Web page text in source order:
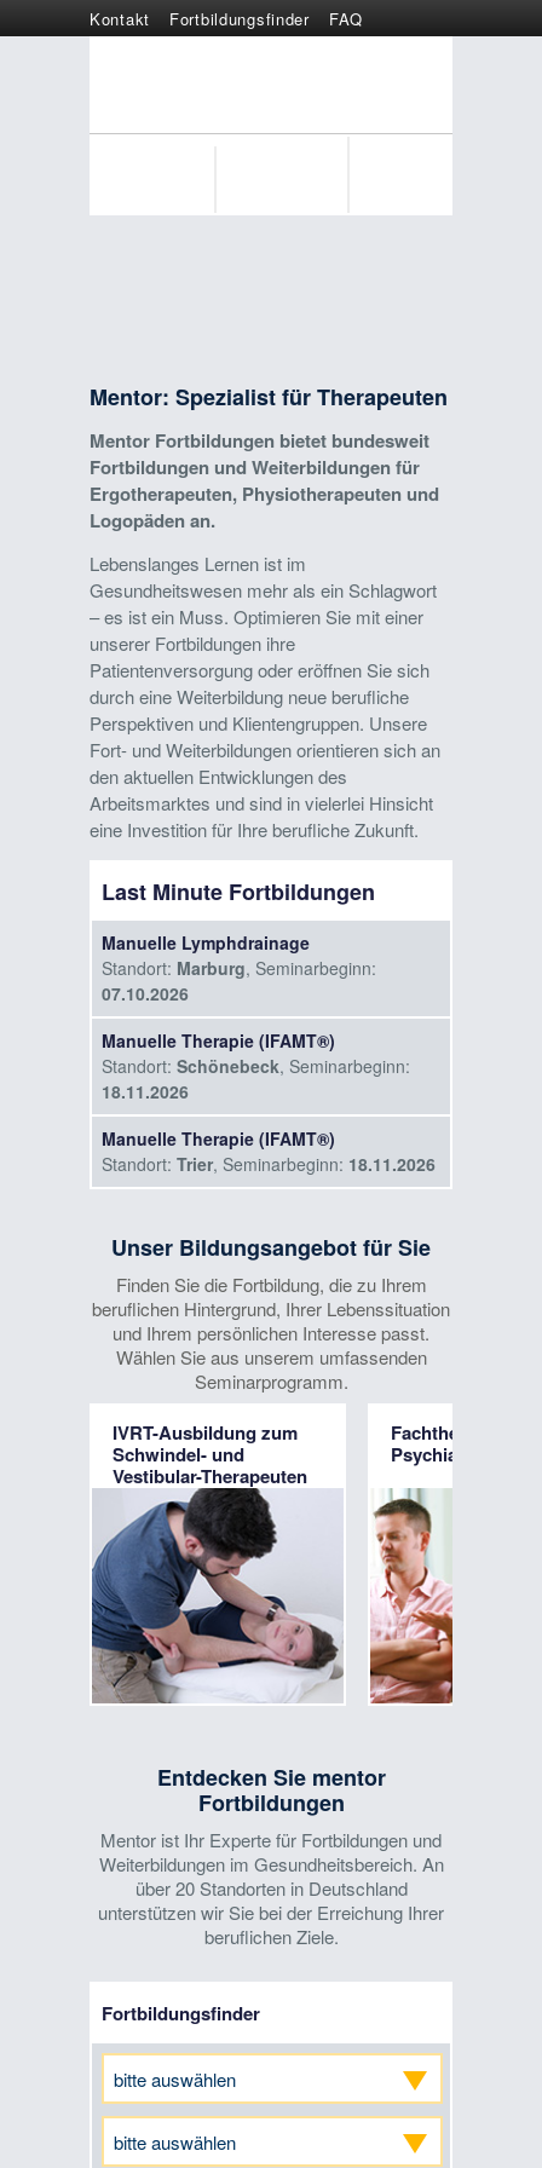
Kontakt Fortbildungsfinder
FAQ
Online anmelden
Wertgutschein
Mentor: Spezialist für Therapeuten
Mentor Fortbildungen bietet bundesweit
Fortbildungen und Weiterbildungen für
Ergotherapeuten, Physiotherapeuten und
Logopäden an.
Lebenslanges Lernen ist im
Gesundheitswesen mehr als ein Schlagwort
– es ist ein Muss. Optimieren Sie mit einer
unserer Fortbildungen ihre
Patientenversorgung oder eröffnen Sie sich
durch eine Weiterbildung neue berufliche
Perspektiven und Klientengruppen. Unsere
Fort- und Weiterbildungen orientieren sich an
den aktuellen Entwicklungen des
Arbeitsmarktes und sind in vielerlei Hinsicht
eine Investition für Ihre berufliche Zukunft.
Last Minute Fortbildungen
Manuelle Lymphdrainage
Standort: Marburg, Seminarbeginn:
07.10.2026
Manuelle Therapie (IFAMT®)
Standort: Schönebeck, Seminarbeginn:
18.11.2026
Manuelle Therapie (IFAMT®)
Standort: Trier, Seminarbeginn: 18.11.2026
Management von Gehirnerschütterungen
(Concussion)
Standort:Düsseldorf, Seminarbeginn:
24.04.2027
Unser Bildungsangebot für Sie
Finden Sie die Fortbildung, die zu Ihrem
beruflichen Hintergrund, Ihrer Lebenssituation
und Ihrem persönlichen Interesse passt.
Wählen Sie aus unserem umfassenden
Seminarprogramm.
IVRT-Ausbildung zum
Schwindel- und
Vestibular-Therapeuten
Fachtherapeut/-in
Psychiatrie
Entdecken Sie mentor
Fortbildungen
Mentor ist Ihr Experte für Fortbildungen und
Weiterbildungen im Gesundheitsbereich. An
über 20 Standorten in Deutschland
unterstützen wir Sie bei der Erreichung Ihrer
beruflichen Ziele.
Fortbildungsfinder